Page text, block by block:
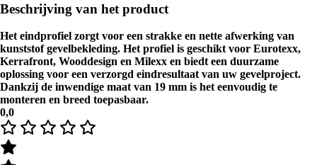
Beschrijving van het product
Het eindprofiel zorgt voor een strakke en nette afwerking van
kunststof gevelbekleding. Het profiel is geschikt voor Eurotexx,
Kerrafront, Wooddesign en Milexx en biedt een duurzame
oplossing voor een verzorgd eindresultaat van uw gevelproject.
Dankzij de inwendige maat van 19 mm is het eenvoudig te
monteren en breed toepasbaar.
0,0